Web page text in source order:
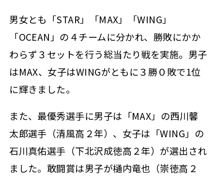
男女とも「STAR」「MAX」「WING」
「OCEAN」の４チームに分かれ、勝敗にかか
わらず３セットを行う総当たり戦を実施。男子
はMAX、女子はWINGがともに３勝０敗で1位
に輝きました。
また、最優秀選手に男子は「MAX」の西川馨
太郎選手（清風高２年）、女子は「WING」の
石川真佑選手（下北沢成徳高２年）が選出され
ました。敢闘賞は男子が樋内竜也（崇徳高２